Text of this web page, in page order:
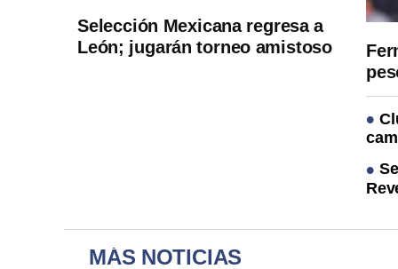
Selección Mexicana regresa a
León; jugarán torneo amistoso
MÁS NOTICIAS